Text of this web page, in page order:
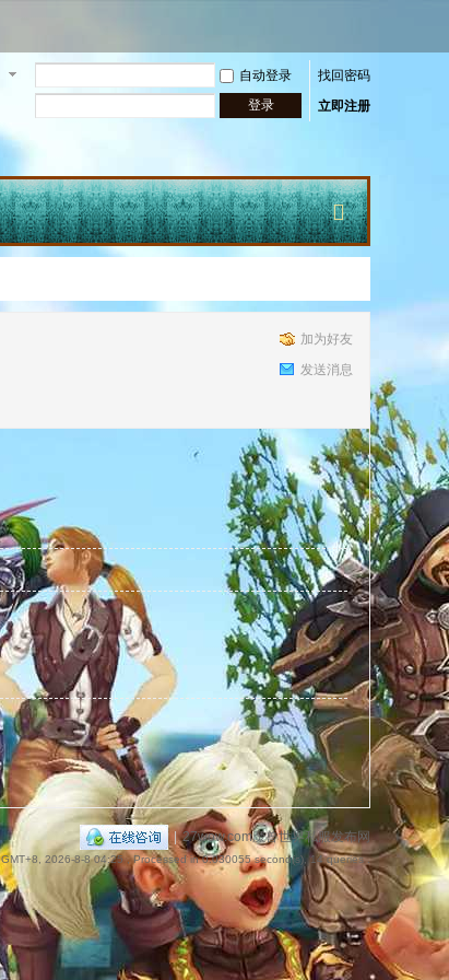
自动登录
找回密码
登录 立即注册
捷
航
加为好友
发送消息
| 27wow.com魔兽世界私服发布网
GMT+8, 2026-8-8 04:25, Processed in 0.030055 second(s), 14 queries .